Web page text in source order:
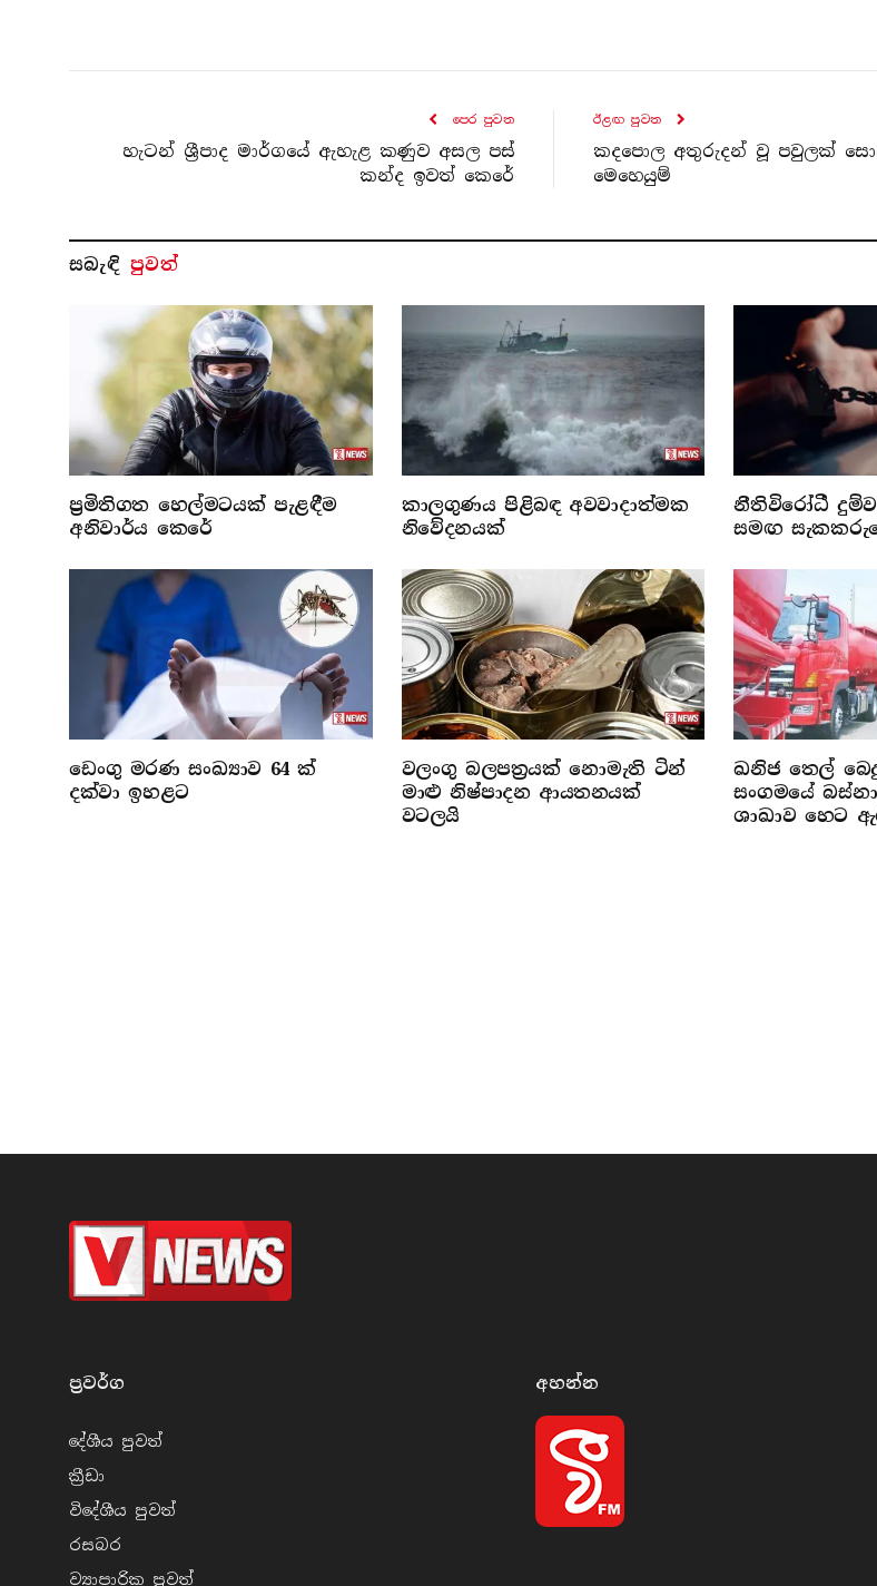
පෙර පුව​ත
හැටන් ශ්‍රීපාද මාර්ගයේ ඇහැළ කණුව අසල පස්
කන්ද ඉවත් කෙරේ
ඊළඟ පුව​ත
කදපොල අතුරුදන් වූ පවුලක්
මෙහෙයුම්
සබැ​ඳි පුවත්
ප්‍රමිතිගත හෙල්මටයක් පැළඳීම
අනිවාර්ය කෙරේ
කාලගුණය පිළිබඳ අවවාදාත්මක
නිවේදනයක්
නීතිවිරෝධී
සමඟ
ඩෙංගු මරණ සංඛ්‍යාව 64 ක්
දක්වා ඉහළට
වලංගු බලපත්‍රයක් නොමැති ටින්
මාළු නිෂ්පාදන ආයතනයක්
වටලයි
ඛනිජ තෙල්
සංගමයේ
ශාඛාව හෙට
ප්‍රවර්​ග
දේශීය පුව​ත්
ක්‍රී​ඩා
විදේශීය පුව​ත්
රසබ​ර
ව්‍යාපාරික පුව​ත්
අහන්​න